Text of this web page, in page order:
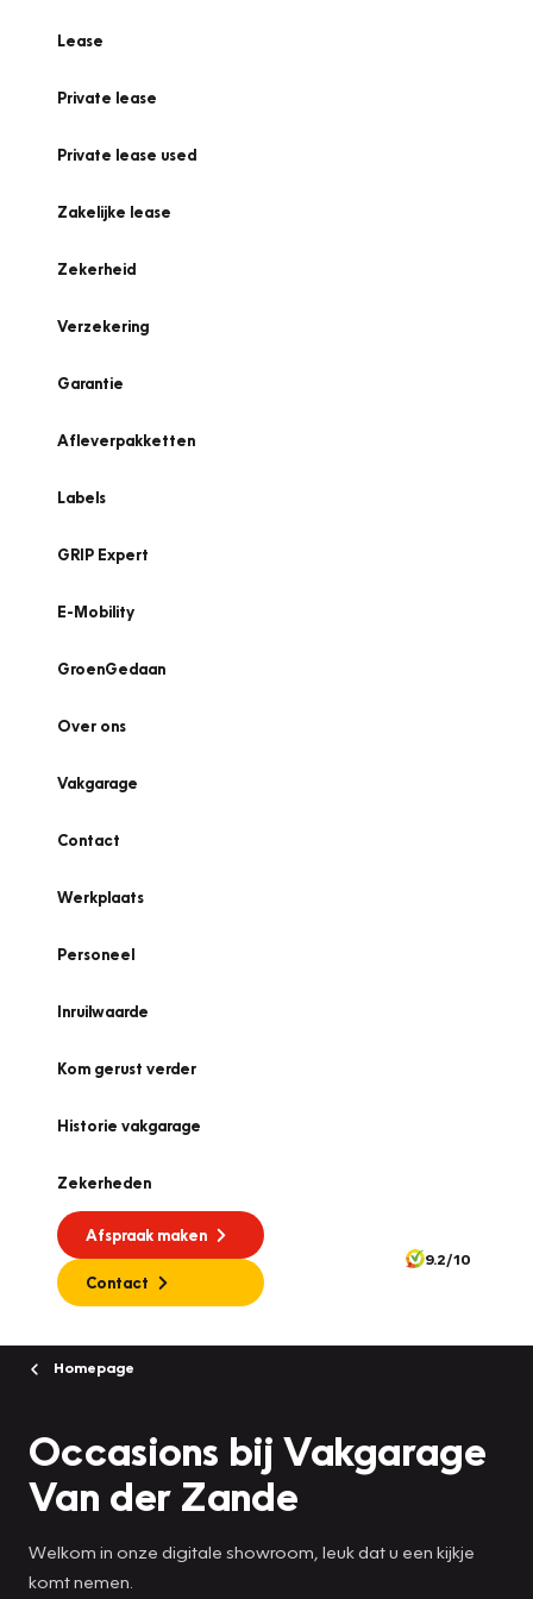
Lease
Private lease
Private lease used
Zakelijke lease
Zekerheid
Verzekering
Garantie
Afleverpakketten
Labels
GRIP Expert
E-Mobility
GroenGedaan
Over ons
Vakgarage
Contact
Werkplaats
Personeel
Inruilwaarde
Kom gerust verder
Historie vakgarage
Zekerheden
Afspraak maken
Contact
9.2/10
Homepage
Occasions bij Vakgarage
Van der Zande
Welkom in onze digitale showroom, leuk dat u een kijkje
komt nemen.